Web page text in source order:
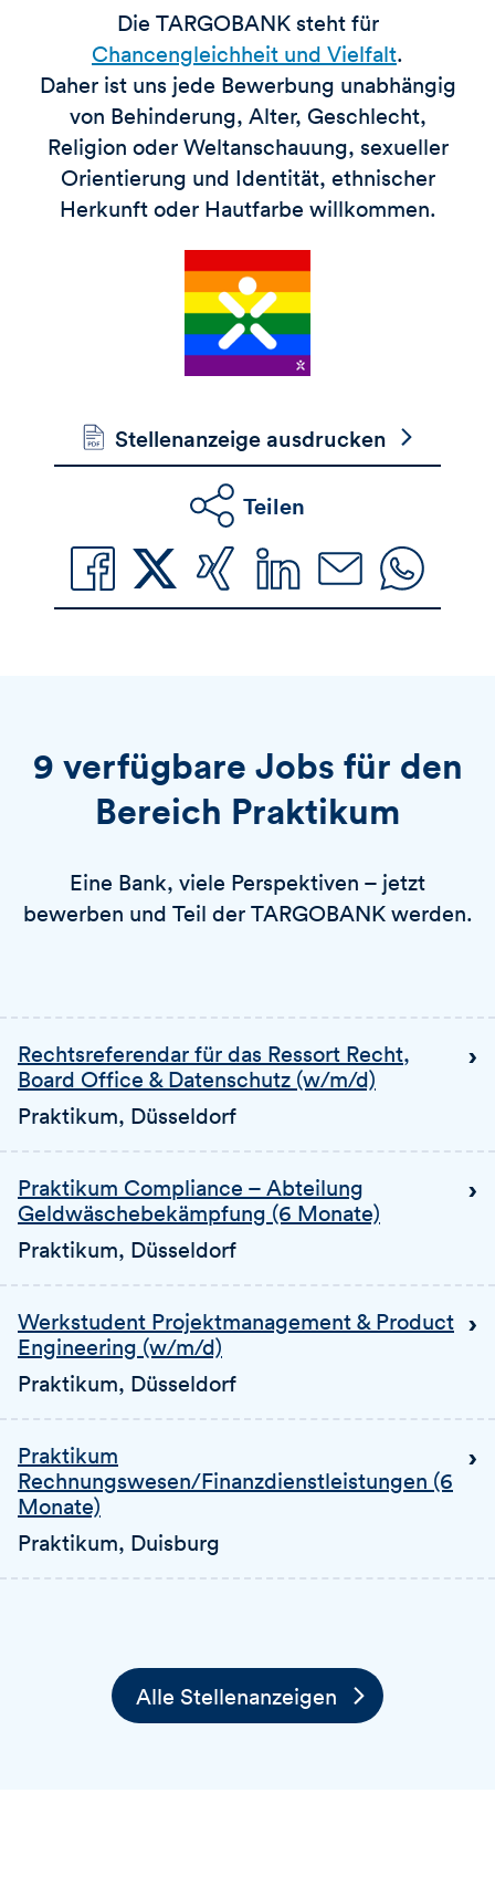
Die TARGOBANK steht für
Chancengleichheit und Vielfalt.
Daher ist uns jede Bewerbung unabhängig
von Behinderung, Alter, Geschlecht,
Religion oder Weltanschauung, sexueller
Orientierung und Identität, ethnischer
Herkunft oder Hautfarbe willkommen.
Stellenanzeige ausdrucken
Teilen
9 verfügbare Jobs für den
Bereich Praktikum
Eine Bank, viele Perspektiven – jetzt
bewerben und Teil der TARGOBANK werden.
Rechtsreferendar für das Ressort Recht,
Board Office & Datenschutz (w/m/d)
Praktikum, Düsseldorf
Praktikum Compliance – Abteilung
Geldwäschebekämpfung (6 Monate)
Praktikum, Düsseldorf
Werkstudent Projektmanagement & Product
Engineering (w/m/d)
Praktikum, Düsseldorf
Praktikum
Rechnungswesen/Finanzdienstleistungen (6
Monate)
Praktikum, Duisburg
Alle Stellenanzeigen